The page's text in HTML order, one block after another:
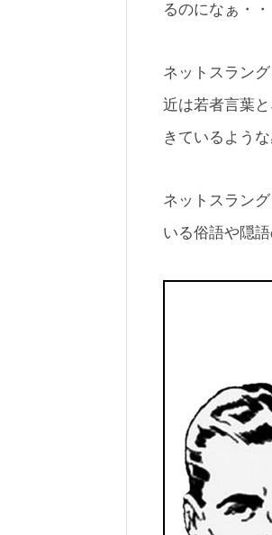
るのになぁ・
ネットスラン
近は若者言葉
きているよう
ネットスラン
いる俗語や隠